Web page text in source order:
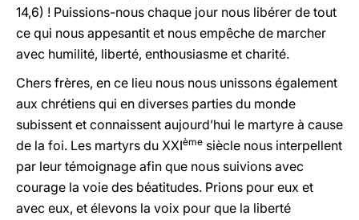
14,6) ! Puissions-nous chaque jour nous libérer de tout
ce qui nous appesantit et nous empêche de marcher
avec humilité, liberté, enthousiasme et charité.
Chers frères, en ce lieu nous nous unissons également
aux chrétiens qui en diverses parties du monde
subissent et connaissent aujourd’hui le martyre à cause
de la foi. Les martyrs du XXIème siècle nous interpellent
par leur témoignage afin que nous suivions avec
courage la voie des béatitudes. Prions pour eux et
avec eux, et élevons la voix pour que la liberté